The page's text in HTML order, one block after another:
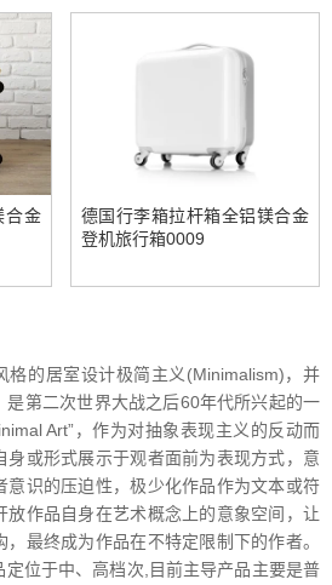
合金
德国行李箱拉杆箱全铝镁合金
登机旅行箱0009
格的居室设计极简主义(Minimalism)，并
是第二次世界大战之后60年代所兴起的一
Art”，作为对抽象表现主义的反动而
身或形式展示于观者面前为表现方式，意
意识的压迫性，极少化作品作为文本或符
放作品自身在艺术概念上的意象空间，让
最终成为作品在不特定限制下的作者。
位于中、高档次,目前主导产品主要是普